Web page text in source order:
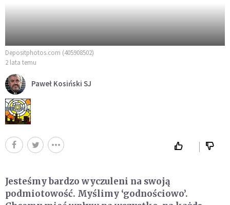
Depositphotos.com (405908502)
2 lata temu
Paweł Kosiński SJ
Jesteśmy bardzo wyczuleni na swoją
podmiotowość. Myślimy ‘godnościowo’.